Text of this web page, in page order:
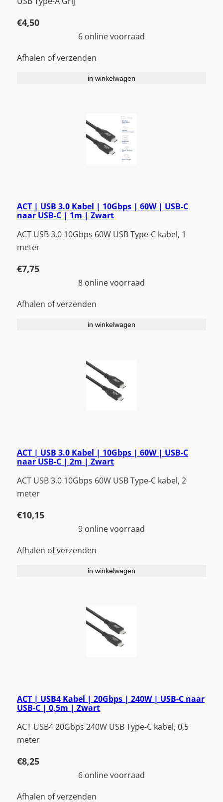
€4,50
6 online voorraad
Afhalen of verzenden
in winkelwagen
ACT | USB 3.0 Kabel | 10Gbps | 60W | USB-C
naar USB-C | 1m | Zwart
ACT USB 3.0 10Gbps 60W USB Type-C kabel, 1
meter
€7,75
8 online voorraad
Afhalen of verzenden
in winkelwagen
ACT | USB 3.0 Kabel | 10Gbps | 60W | USB-C
naar USB-C | 2m | Zwart
ACT USB 3.0 10Gbps 60W USB Type-C kabel, 2
meter
€10,15
9 online voorraad
Afhalen of verzenden
in winkelwagen
ACT | USB4 Kabel | 20Gbps | 240W | USB-C naar
USB-C | 0,5m | Zwart
ACT USB4 20Gbps 240W USB Type-C kabel, 0,5
meter
€8,25
6 online voorraad
Afhalen of verzenden